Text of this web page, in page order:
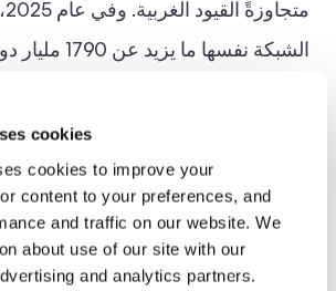
cookies
cookies to improve your
content to your preferences, and
and traffic on our website. We
about use of our site with our
and analytics partners.
الشبكة نفسها ما يزيد عن 1790 مليار دولار.
تعمل المملكة المتحدة على
تكييف وتعزيز نهجها
التكتيكات المتطورة التي
تستخدمها روسيا للتهرب